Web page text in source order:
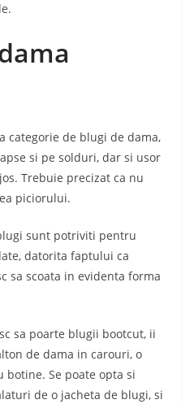
categorie de blugi de dama,
si pe solduri, dar si usor
Trebuie precizat ca nu
piciorului.
sunt potriviti pentru
datorita faptului ca
sa scoata in evidenta forma
sa poarte blugii bootcut, ii
de dama in carouri, o
botine. Se poate opta si
de o jacheta de blugi, si